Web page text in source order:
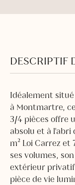
DESCRIPTIF
Idéalement
à Montmartre,
3/4 pièces offre
absolu et à l'abri
m² Loi Carrez et
ses volumes,
extérieur
pièce de vie